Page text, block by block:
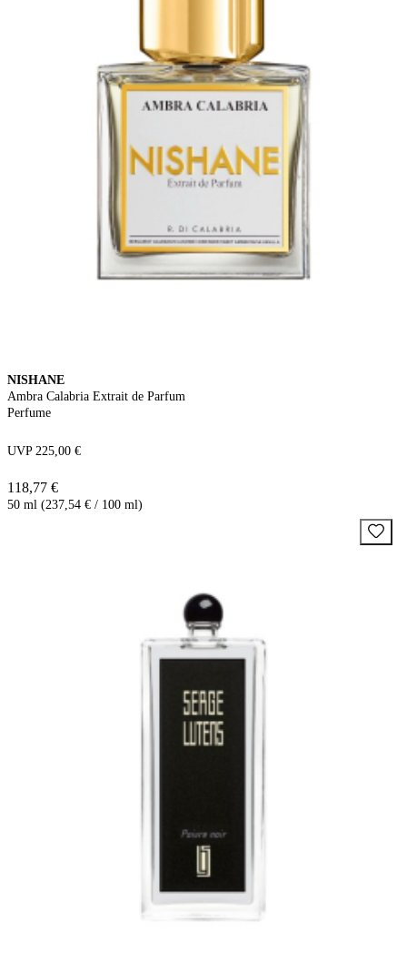
NISHANE
Ambra Calabria Extrait de Parfum
Perfume
UVP 225,00 €
118,77 €
50 ml (237,54 € / 100 ml)